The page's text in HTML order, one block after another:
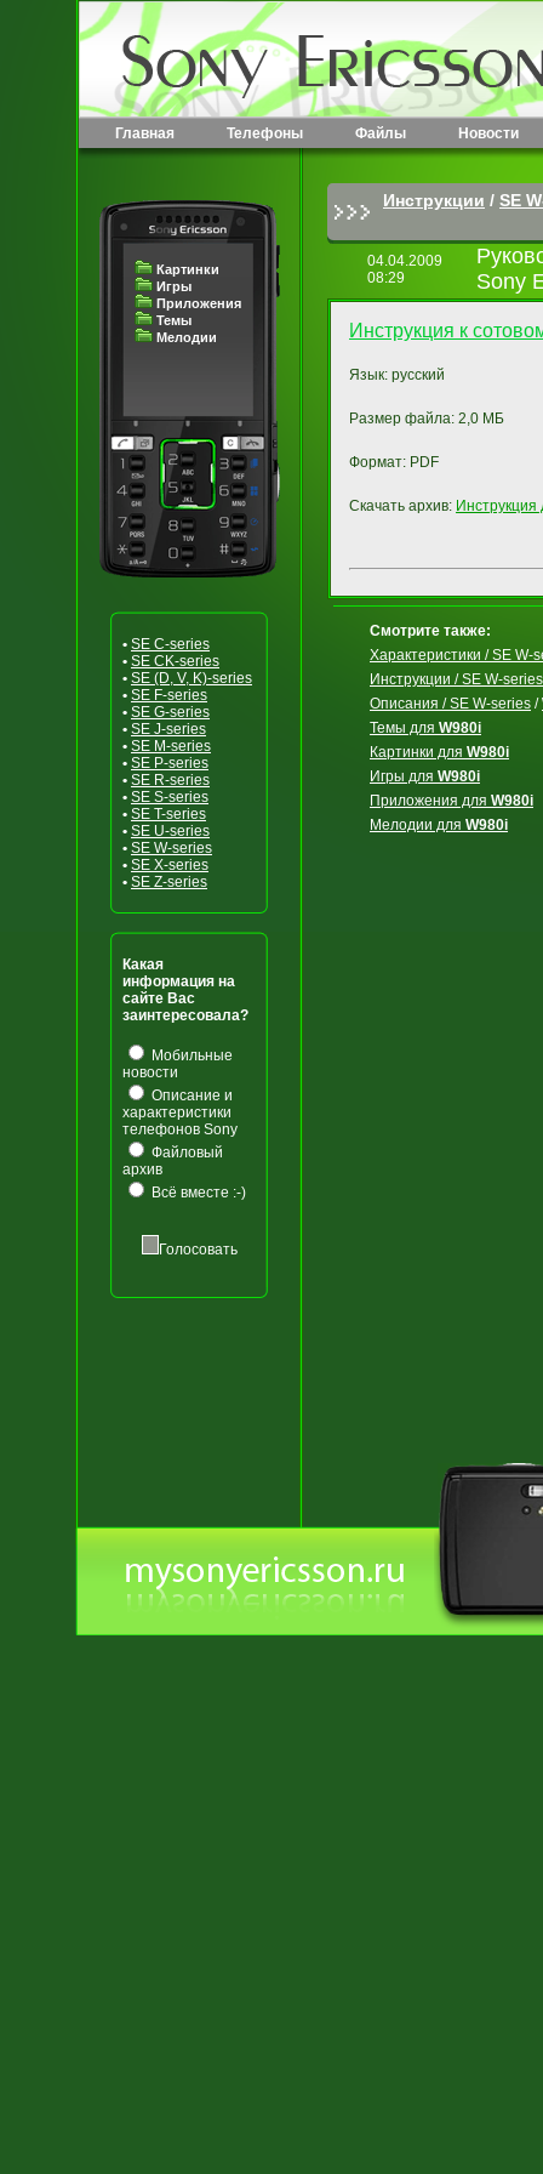
Главная Телефоны Файлы Новости
Картинки
Игры
Приложения
Темы
Мелодии
• SE C-series
• SE CK-series
• SE (D, V, K)-series
• SE F-series
• SE G-series
• SE J-series
• SE M-series
• SE P-series
• SE R-series
• SE S-series
• SE T-series
• SE U-series
• SE W-series
• SE X-series
• SE Z-series
Какая
информация на
сайте Вас
заинтересовала?
Мобильные
новости
Описание и
характеристики
телефонов Sony
Файловый
архив
Всё вместе :-)
Голосовать
Инструкции / SE
04.04.2009
08:29
Sony
Инструкция к
Язык: русский
Размер файла: 2,0 МБ
Формат: PDF
Скачать архив:
Смотрите также:
Характеристики / SE W-
Инструкции / SE W-series
Описания / SE W-series /
Темы для W980i
Картинки для W980i
Игры для W980i
Приложения для W980i
Мелодии для W980i